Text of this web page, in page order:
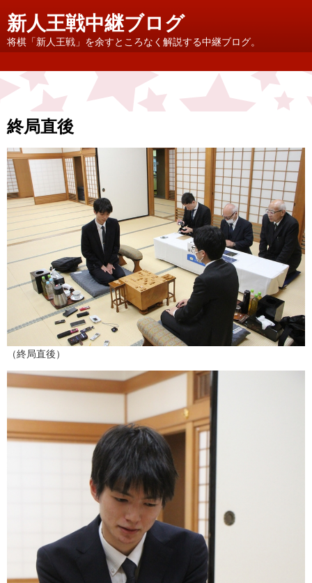
新人王戦中継ブログ
将棋「新人王戦」を余すところなく解説する中継ブログ。
終局直後
（終局直後）